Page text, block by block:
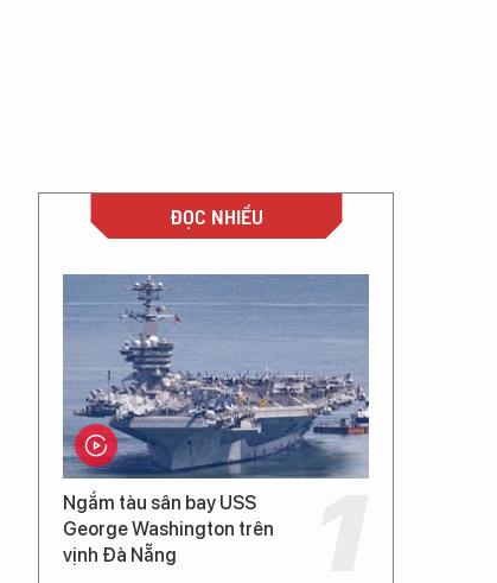
ĐỌC NHIỀU
Ngắm tàu sân bay USS
George Washington trên
vịnh Đà Nẵng